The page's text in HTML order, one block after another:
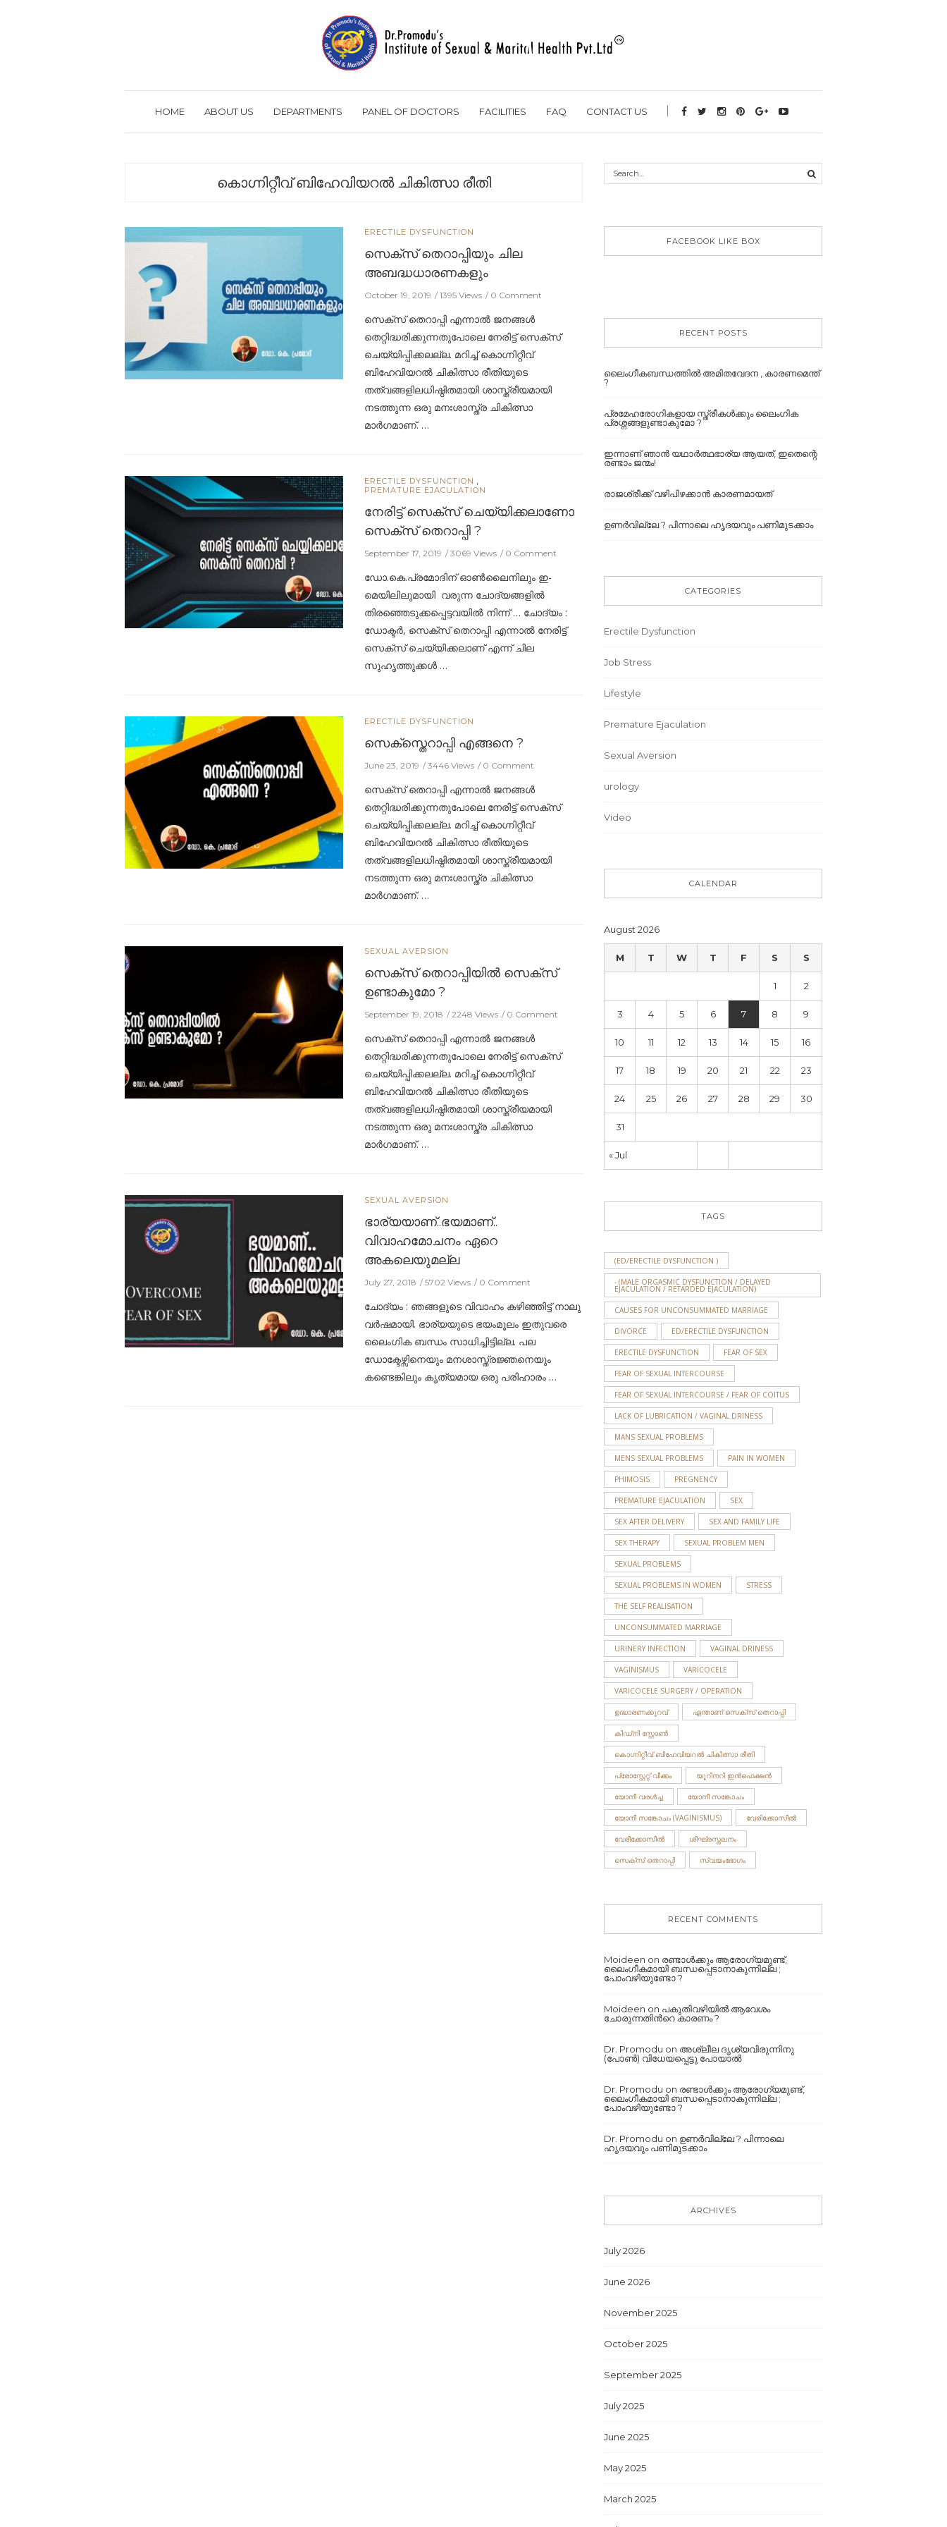
HOME ABOUT US DEPARTMENTS PANEL OF DOCTORS FACILITIES FAQ CONTACT US
കൊഗ്നിറ്റീവ് ബിഹേവിയറൽ ചികിത്സാ രീതി
ERECTILE DYSFUNCTION
സെക്സ് തെറാപ്പിയും ചില
അബദ്ധധാരണകളും
October 19, 2019 1395 Views 0 Comment
സെക്സ് തെറാപ്പി എന്നാൽ ജനങ്ങൾ
തെറ്റിദ്ധരിക്കുന്നതുപോലെ നേരിട്ട് സെക്സ്
ചെയ്യിപ്പിക്കലല്ല. മറിച്ച് കൊഗ്നിറ്റീവ്
ബിഹേവിയറൽ ചികിത്സാ രീതിയുടെ
തത്വങ്ങളിലധിഷ്ഠിതമായി ശാസ്ത്രീയമായി
നടത്തുന്ന ഒരു മനഃശാസ്ത്ര ചികിത്സാ
മാർഗമാണ്. …
ERECTILE DYSFUNCTION
PREMATURE EJACULATION
നേരിട്ട് സെക്സ് ചെയ്യിക്കലാണോ
സെക്സ് തെറാപ്പി ?
September 17, 2019 3069 Views 0 Comment
ഡോ.കെ.പ്രമോദിന് ഓണ്‍ലൈനിലും ഇ-
മെയിലിലുമായി വരുന്ന ചോദ്യങ്ങളില്‍
തിരഞ്ഞെടുക്കപ്പെട്ടവയില്‍ നിന്ന് … ചോദ്യം :
ഡോക്ടര്‍, സെക്സ് തെറാപ്പി എന്നാല്‍ നേരിട്ട്
സെക്സ് ചെയ്യിക്കലാണ് എന്ന് ചില
സുഹൃത്തുക്കള്‍ …
ERECTILE DYSFUNCTION
സെക്സ്തെറാപ്പി എങ്ങനെ ?
June 23, 2019 3446 Views 0 Comment
സെക്സ് തെറാപ്പി എന്നാൽ ജനങ്ങൾ
തെറ്റിദ്ധരിക്കുന്നതുപോലെ നേരിട്ട് സെക്സ്
ചെയ്യിപ്പിക്കലല്ല. മറിച്ച് കൊഗ്നിറ്റീവ്
ബിഹേവിയറൽ ചികിത്സാ രീതിയുടെ
തത്വങ്ങളിലധിഷ്ഠിതമായി ശാസ്ത്രീയമായി
നടത്തുന്ന ഒരു മനഃശാസ്ത്ര ചികിത്സാ
മാർഗമാണ്. …
SEXUAL AVERSION
സെക്സ് തെറാപ്പിയില്‍ സെക്സ്
ഉണ്ടാകുമോ ?
September 19, 2018 2248 Views 0 Comment
സെക്സ് തെറാപ്പി എന്നാൽ ജനങ്ങൾ
തെറ്റിദ്ധരിക്കുന്നതുപോലെ നേരിട്ട് സെക്സ്
ചെയ്യിപ്പിക്കലല്ല. മറിച്ച് കൊഗ്നിറ്റീവ്
ബിഹേവിയറൽ ചികിത്സാ രീതിയുടെ
തത്വങ്ങളിലധിഷ്ഠിതമായി ശാസ്ത്രീയമായി
നടത്തുന്ന ഒരു മനഃശാസ്ത്ര ചികിത്സാ
മാർഗമാണ്. …
SEXUAL AVERSION
ഭാര്യയാണ്..ഭയമാണ്..
വിവാഹമോചനം ഏറെ
അകലെയുമല്ല
July 27, 2018 5702 Views 0 Comment
ചോദ്യം : ഞങ്ങളുടെ വിവാഹം കഴിഞ്ഞിട്ട് നാലു
വര്‍ഷമായി. ഭാര്യയുടെ ഭയംമൂലം ഇതുവരെ
ലൈംഗിക ബന്ധം സാധിച്ചിട്ടില്ല. പല
ഡോക്ടേഴ്സിനെയും മനശാസ്ത്രജ്ഞനെയും
കണ്ടെങ്കിലും കൃത്യമായ ഒരു പരിഹാരം …
FACEBOOK LIKE BOX
RECENT POSTS
ലൈംഗീകബന്ധത്തില്‍ അമിതവേദന , കാരണമെന്ത്
?
പ്രമേഹരോഗികളായ സ്ത്രീകൾക്കും ലൈംഗിക
പ്രശ്നങ്ങളുണ്ടാകുമോ ?
ഇന്നാണ് ഞാൻ യഥാർത്ഥഭാര്യ ആയത്, ഇതെന്റെ
രണ്ടാം ജന്മം!
രാജശ്രീക്ക് വഴിപിഴക്കാൻ കാരണമായത്
ഉണർവില്ലേ ? പിന്നാലെ ഹൃദയവും പണിമുടക്കാം
CATEGORIES
Erectile Dysfunction
Job Stress
Lifestyle
Premature Ejaculation
Sexual Aversion
urology
Video
CALENDAR
August 2026
M T W T F S S
« Jul
1 2
3 4 5 6 7 8 9
10 11 12 13 14 15 16
17 18 19 20 21 22 23
24 25 26 27 28 29 30
31
TAGS
(ED/ERECTILE DYSFUNCTION )
- (MALE ORGASMIC DYSFUNCTION / DELAYED
EJACULATION / RETARDED EJACULATION)
CAUSES FOR UNCONSUMMATED MARRIAGE
DIVORCE ED/ERECTILE DYSFUNCTION
ERECTILE DYSFUNCTION FEAR OF SEX
FEAR OF SEXUAL INTERCOURSE
FEAR OF SEXUAL INTERCOURSE / FEAR OF COITUS
LACK OF LUBRICATION / VAGINAL DRINESS
MANS SEXUAL PROBLEMS
MENS SEXUAL PROBLEMS PAIN IN WOMEN
PHIMOSIS PREGNENCY
PREMATURE EJACULATION SEX
SEX AFTER DELIVERY SEX AND FAMILY LIFE
SEX THERAPY SEXUAL PROBLEM MEN
SEXUAL PROBLEMS
SEXUAL PROBLEMS IN WOMEN STRESS
THE SELF REALISATION
UNCONSUMMATED MARRIAGE
URINERY INFECTION VAGINAL DRINESS
VAGINISMUS VARICOCELE
VARICOCELE SURGERY / OPERATION
ഉദ്ധാരണക്കുറവ് എന്താണ് സെക്സ് തെറാപ്പി
കിഡ്നി സ്റ്റോണ്‍
കൊഗ്നിറ്റീവ് ബിഹേവിയറൽ ചികിത്സാ രീതി
പ്രോസ്റ്റേറ്റ് വീക്കം യൂറിനറി ഇന്‍ഫെക്ഷന്‍
യോനീ വരള്‍ച്ച യോനീ സങ്കോചം
യോനീ സങ്കോചം (VAGINISMUS) വേരിക്കോസീല്‍
വേരീക്കോസീൽ ശീഘ്രസ്ഖലനം
സെക്‌സ് തെറാപ്പി സ്വയംഭോഗം
RECENT COMMENTS
Moideen on രണ്ടാൾക്കും ആരോഗ്യമുണ്ട്,
ലൈംഗീകമായി ബന്ധപ്പെടാനാകുന്നില്ല ;
പോംവഴിയുണ്ടോ ?
Moideen on പകുതിവഴിയില്‍ ആവേശം
ചോരുന്നതിന്‍റെ കാരണം ?
Dr. Promodu on അശ്ലീല ദൃശ്യവിരുന്നിനു
(പോൺ) വിധേയപ്പെട്ടു പോയാൽ
Dr. Promodu on രണ്ടാൾക്കും ആരോഗ്യമുണ്ട്,
ലൈംഗീകമായി ബന്ധപ്പെടാനാകുന്നില്ല ;
പോംവഴിയുണ്ടോ ?
Dr. Promodu on ഉണർവില്ലേ ? പിന്നാലെ
ഹൃദയവും പണിമുടക്കാം
ARCHIVES
July 2026
June 2026
November 2025
October 2025
September 2025
July 2025
June 2025
May 2025
March 2025